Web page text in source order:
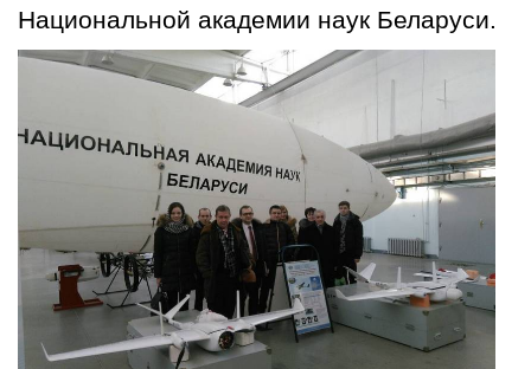
Национальной академии наук Беларуси.